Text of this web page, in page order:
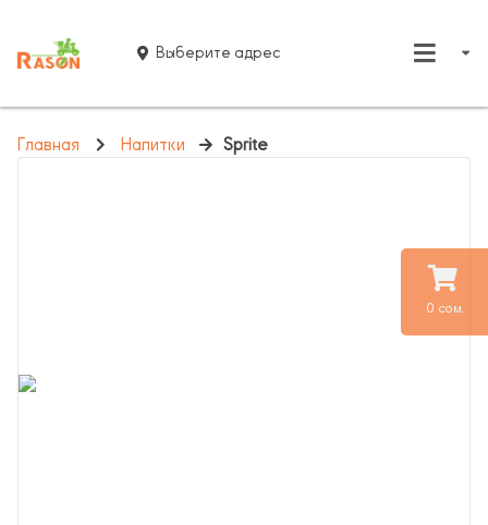
0 сом.
Выберите адрес
Главная Напитки Sprite